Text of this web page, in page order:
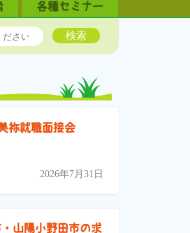
各種セミナー
検索
祢就職面接会
2026年7月31日
山陽小野田市の求